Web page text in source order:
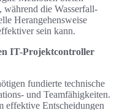
die Wasserfall-
Herangehensweise
sein kann.
IT-Projektcontroller
fundierte technische
und Teamfähigkeiten.
effektive Entscheidungen